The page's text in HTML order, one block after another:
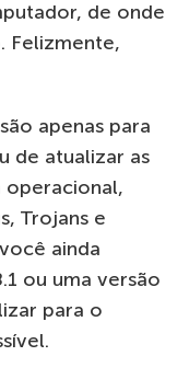
de onde
Felizmente,
apenas para
de atualizar as
operacional,
Trojans e
ainda
ou uma versão
para o